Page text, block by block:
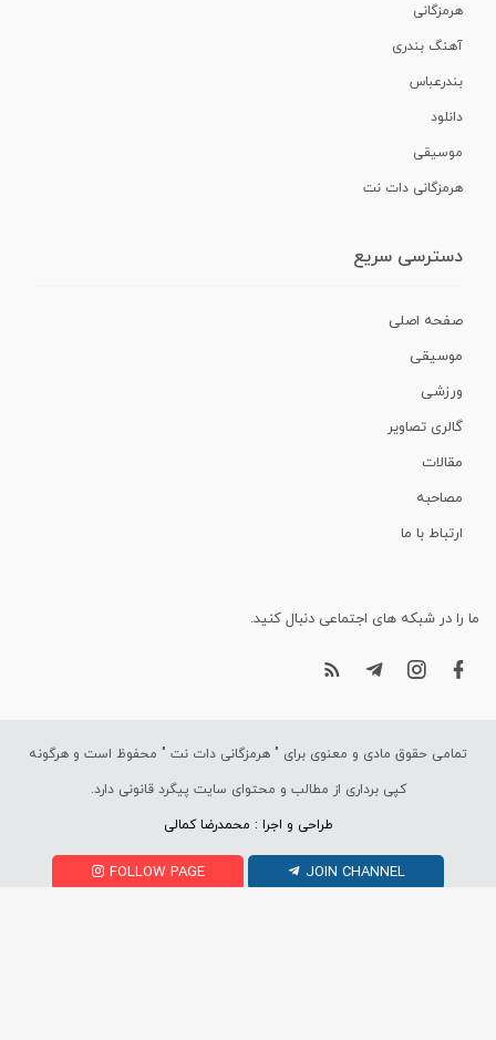
هرمزگانی
آهنگ بندری
بندرعباس
دانلود
موسیقی
هرمزگانی دات نت
دسترسی سریع
صفحه اصلی
موسیقی
ورزشی
گالری تصاویر
مقالات
مصاحبه
ارتباط با ما
ما را در شبکه های اجتماعی دنبال کنید.
تمامی حقوق مادی و معنوی برای " هرمزگانی دات نت " محفوظ است و هرگونه
کپی برداری از مطالب و محتوای سایت پیگرد قانونی دارد.
طراحی و اجرا : محمدرضا کمالی
FOLLOW PAGE JOIN CHANNEL